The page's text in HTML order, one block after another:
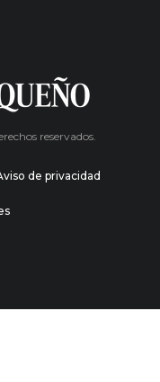
reservados.
de privacidad